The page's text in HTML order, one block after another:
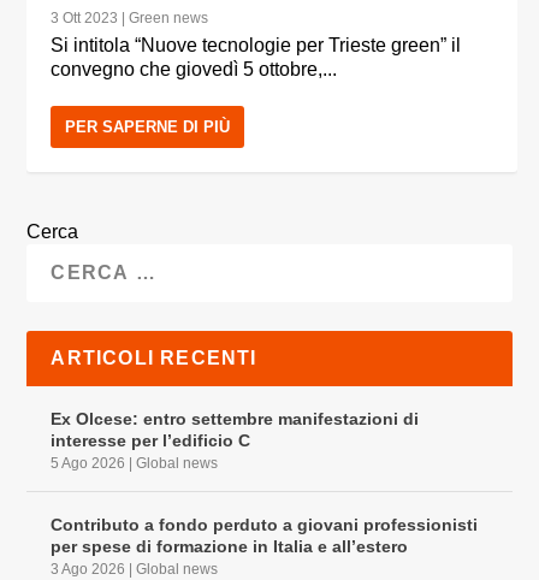
3 Ott 2023 |Green news
Si intitola “Nuove tecnologie per Trieste green” il
convegno che giovedì 5 ottobre,...
PER SAPERNE DI PIÙ
Cerca
ARTICOLI RECENTI
Ex Olcese: entro settembre manifestazioni di
interesse per l’edificio C
5 Ago 2026 |Global news
Contributo a fondo perduto a giovani professionisti
per spese di formazione in Italia e all’estero
3 Ago 2026 |Global news